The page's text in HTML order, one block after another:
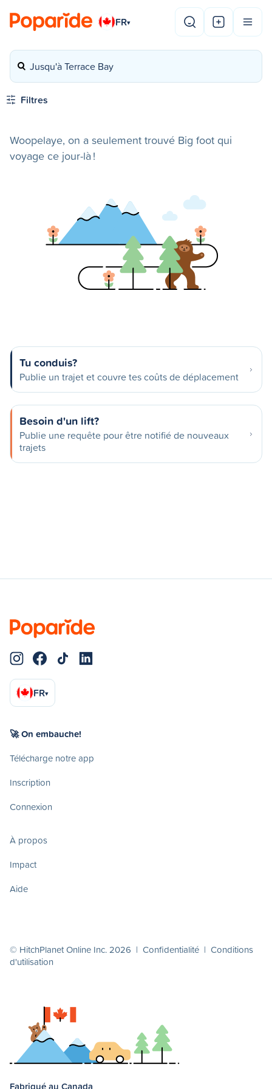
FR▾
Jusqu'à Terrace Bay
Filtres
Woopelaye, on a seulement trouvé Big foot qui
voyage ce jour-là !
Tu conduis?
Publie un trajet et couvre tes coûts de déplacement
Besoin d'un lift?
Publie une requête pour être notifié de nouveaux
trajets
FR▾
🚀 On embauche!
Télécharge notre app
Inscription
Connexion
À propos
Impact
Aide
© HitchPlanet Online Inc. 2026 | Confidentialité | Conditions
d'utilisation
Fabriqué au Canada